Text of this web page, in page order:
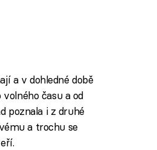
a v dohledné době
času a od
poznala i z druhé
a trochu se